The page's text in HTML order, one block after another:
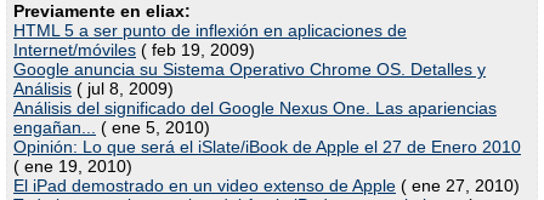
Previamente en eliax:
HTML 5 a ser punto de inflexión en aplicaciones de
Internet/móviles ( feb 19, 2009)
Google anuncia su Sistema Operativo Chrome OS. Detalles y
Análisis ( jul 8, 2009)
Análisis del significado del Google Nexus One. Las apariencias
engañan...
( ene 5, 2010)
Opinión: Lo que será el iSlate/iBook de Apple el 27 de Enero 2010
( ene 19, 2010)
El iPad demostrado en un video extenso de Apple ( ene 27, 2010)